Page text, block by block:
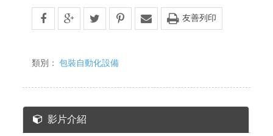
友善列印
類別：包裝自動化設備
影片介紹